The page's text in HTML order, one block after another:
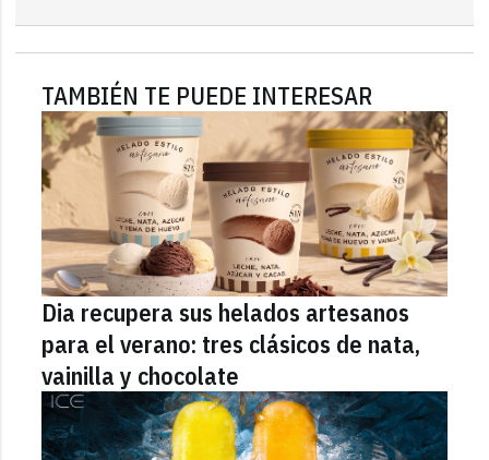
TAMBIÉN TE PUEDE INTERESAR
Dia recupera sus helados artesanos
para el verano: tres clásicos de nata,
vainilla y chocolate